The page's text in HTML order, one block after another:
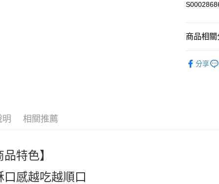
商品相關
分享
明 相關推薦
特色】
口感越吃越順口